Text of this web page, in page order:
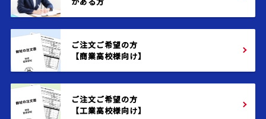
ご注文ご希望の方
【商業高校様向け】
ご注文ご希望の方
【工業高校様向け】